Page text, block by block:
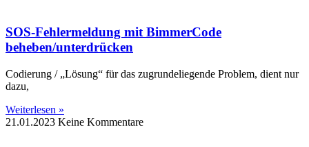
SOS-Fehlermeldung mit BimmerCode
beheben/unterdrücken
Codierung / „Lösung“ für das zugrundeliegende Problem, dient nur
dazu,
Weiterlesen »
21.01.2023 Keine Kommentare